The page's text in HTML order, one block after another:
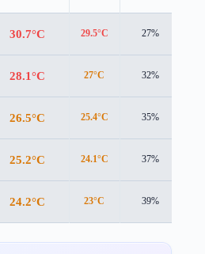
30.7°C 29.5°C 27%
28.1°C 27°C 32%
26.5°C 25.4°C 35%
25.2°C 24.1°C 37%
24.2°C 23°C 39%